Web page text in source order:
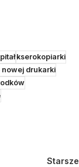
kserokopiarki
nowej drukarki
Starsze